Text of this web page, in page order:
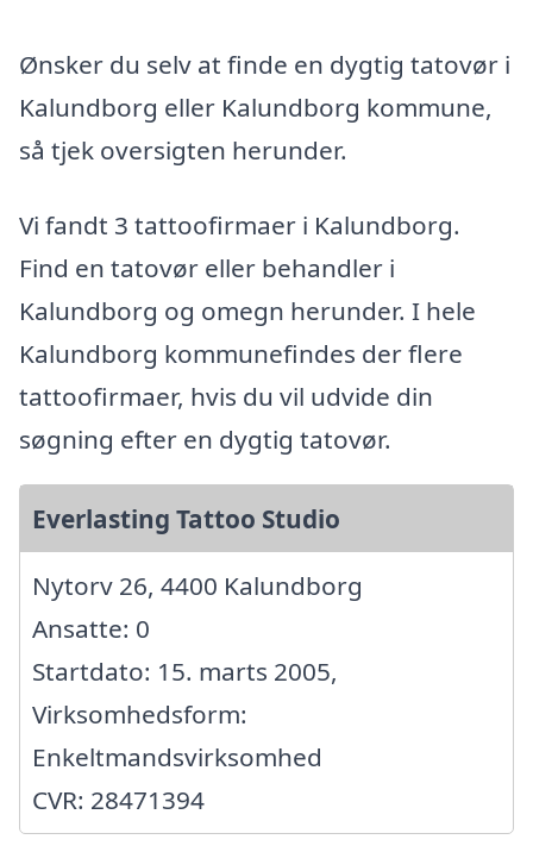
Ønsker du selv at finde en dygtig tatovør i
Kalundborg eller Kalundborg kommune,
så tjek oversigten herunder.
Vi fandt 3 tattoofirmaer i Kalundborg.
Find en tatovør eller behandler i
Kalundborg og omegn herunder. I hele
Kalundborg kommunefindes der flere
tattoofirmaer, hvis du vil udvide din
søgning efter en dygtig tatovør.
Everlasting Tattoo Studio
Nytorv 26, 4400 Kalundborg
Ansatte: 0
Startdato: 15. marts 2005,
Virksomhedsform:
Enkeltmandsvirksomhed
CVR: 28471394